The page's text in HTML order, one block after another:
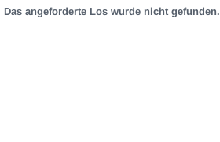
Das angeforderte Los wurde nicht gefunden.